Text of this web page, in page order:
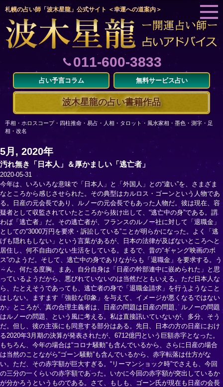
札幌の占い師「波木星龍」公式サイト ＜幸運への道案内＞
011-600-3833
占い予言コラム 無料サービス占い
波木星龍の占い書籍作品
手相・ホロスコープ・四柱推命・易占・人相・タロット・風水家相・墨色・測字・足
相・改名
5月, 2020年
汚れ無き「日本人」＆厚かましい「逃亡者」
2020-05-31
今年は、いろいろな意味で「日本人」と「外国人」との“違い”を、さまざま
なところから感じさせられた。その典型はカルロス・ゴーンという人物であ
る。日産の元会長であり、ルノーの元会長でもあった人物だ。彼は現在、容
疑者として収監されていたところから抜け出して、“逃亡中の身”である。謂
わば「逃亡者」だ。その逃亡者が、フランスのルノー社に対して「退職金」
としての“3000万円を要求・訴訟している”ことが明らかになった。よく「逃
げも隠れもしない」という言葉があるが、日本の法律が及ばないところへと
居住し、何不自由のない生活をしている。まるで、昔の“ギャング映画のボ
ス”のようだ。そして、逃亡中の身でありながらも「退職金」を要求する。う
～ん、何たる度胸。まあ、自分自身は「日産の幹部連中に嵌められた」と思
っているようだから、悪びれていないのは当然だともいえる。ただ日本人な
ら、たとえそうであっても、逃亡者の身で「退職金請求」を行うようなこと
はしない。ますます「強欲な印象」を与えて、イメージが悪くなるではない
か。ところが、真の合理主義者は、日産の問題は日産の問題、ルノーの問題
はルノーの問題、という風に考える。私は直接訊いていないが、多分、そう
だ。但し、彼の主張にも同意する部分はある。先日、日本の方の日産におけ
る2020年3月期の決算が発表されたが、6712億円という巨額赤字となった。
もちろん、今年の場合は“コロナ騒動”も含んでいるから、さらに日産の場合
は当然のことながら“ゴーン騒動”も含んでいるから、赤字転落は仕方がな
い。ただ、その赤字額が巨大すぎる。“リーマンショック時”でさえも、今回
の三分の一くらいの赤字額であった。いかに今回の赤字額が突出しているか
が分かろうというものである。さて、もしも、ゴーン氏が現在も日産の会長